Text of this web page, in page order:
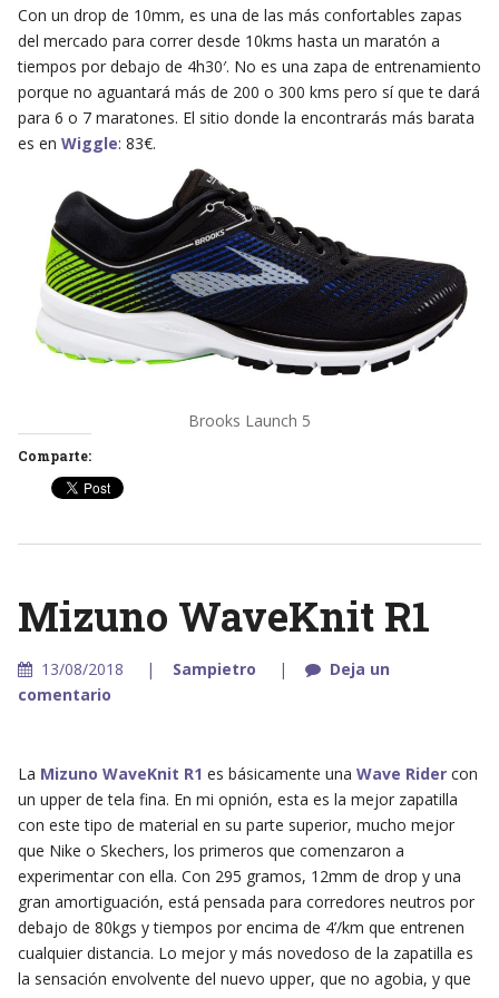
Con un drop de 10mm, es una de las más confortables zapas
del mercado para correr desde 10kms hasta un maratón a
tiempos por debajo de 4h30′. No es una zapa de entrenamiento
porque no aguantará más de 200 o 300 kms pero sí que te dará
para 6 o 7 maratones. El sitio donde la encontrarás más barata
es en Wiggle: 83€.
Brooks Launch 5
Comparte:
Mizuno WaveKnit R1
13/08/2018 Sampietro
Deja un
comentario
La Mizuno WaveKnit R1 es básicamente una Wave Ridercon
un upper de tela fina. En mi opnión, esta es la mejor zapatilla
con este tipo de material en su parte superior, mucho mejor
que Nike o Skechers, los primeros que comenzaron a
experimentar con ella. Con 295 gramos, 12mm de drop y una
gran amortiguación, está pensada para corredores neutros por
debajo de 80kgs y tiempos por encima de 4’/km que entrenen
cualquier distancia. Lo mejor y más novedoso de la zapatilla es
la sensación envolvente del nuevo upper, que no agobia, y que